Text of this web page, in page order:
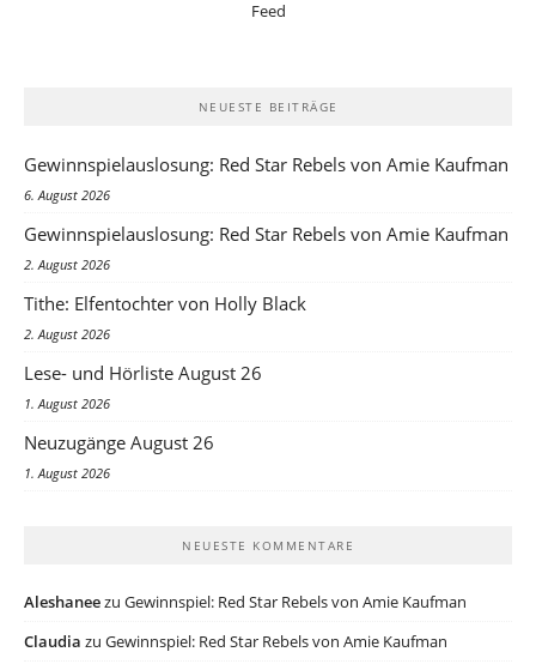
NEUESTE BEITRÄGE
Gewinnspielauslosung: Red Star Rebels von Amie Kaufman
6. August 2026
Gewinnspielauslosung: Red Star Rebels von Amie Kaufman
2. August 2026
Tithe: Elfentochter von Holly Black
2. August 2026
Lese- und Hörliste August 26
1. August 2026
Neuzugänge August 26
1. August 2026
NEUESTE KOMMENTARE
Aleshaneezu Gewinnspiel: Red Star Rebels von Amie Kaufman
Claudia zu Gewinnspiel: Red Star Rebels von Amie Kaufman